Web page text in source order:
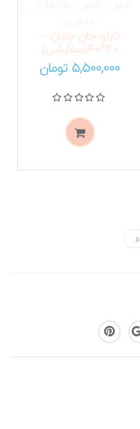
OUT STOCK
تابلو شعر
عاشقانه
مذهبی
تابلو جان جانان –
40*40(سفارشی)
5,500,000 تومان
نمره0از 5